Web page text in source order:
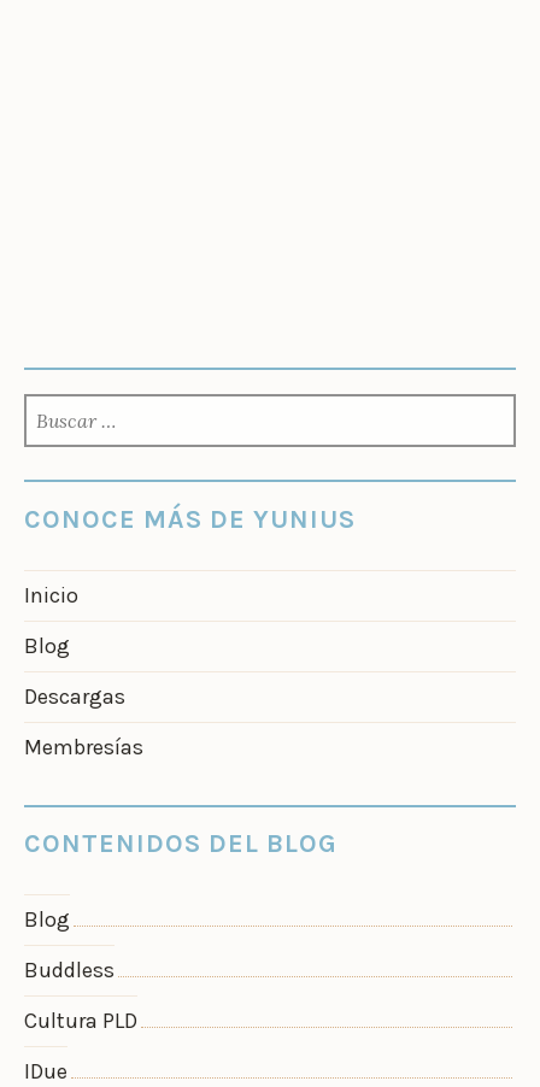
CONOCE MÁS DE YUNIUS
Inicio
Blog
Descargas
Membresías
CONTENIDOS DEL BLOG
Blog
Buddless
Cultura PLD
IDue